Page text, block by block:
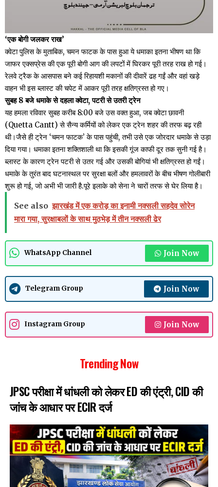
‘एक बोगी जलकर राख’
क्वेटा पुलिस के मुताबिक, चमन फाटक के पास हुआ ये धमाका इतना भीषण था कि
जाफर एक्सप्रेस की एक पूरी बोगी आग की लपटों में घिरकर पूरी तरह राख हो गई।
रेलवे ट्रैक के आसपास बने कई रिहायशी मकानों की दीवारें ढह गईं और वहां खड़े
वाहन भी इस ब्लास्ट की चपेट में आकर पूरी तरह क्षतिग्रस्त हो गए।
सुबह 8 बजे धमाके से दहला क्वेटा, पटरी से उतरी ट्रेन
यह हमला रविवार सुबह करीब 8:00 बजे उस वक्त हुआ, जब क्वेटा छावनी
(Quetta Cantt) से सैन्य कर्मियों को लेकर एक ट्रेन शहर की तरफ बढ़ रही
थी।जैसे ही ट्रेन ‘चमन फाटक’ के पास पहुंची, तभी उसे एक जोरदार धमाके से उड़ा
दिया गया। धमाका इतना शक्तिशाली था कि इसकी गूंज काफी दूर तक सुनी गई है।
ब्लास्ट के कारण ट्रेन पटरी से उतर गई और उसकी बोगियां भी क्षतिग्रस्त हो गईं।
धमाके के तुरंत बाद घटनास्थल पर सुरक्षा बलों और हमलावरों के बीच भीषण गोलीबारी
शुरू हो गई, जो अभी भी जारी है.पूरे इलाके को सेना ने चारों तरफ से घेर लिया है।
See also झारखंड में एक करोड़ का इनामी नक्सली सहदेव सोरेन
मारा गया, सुरक्षाबलों के साथ मुठभेड़ में तीन नक्सली ढेर
WhatsApp Channel Join Now
Telegram Group Join Now
Instagram Group Join Now
Trending Now
JPSC परीक्षा में धांधली को लेकर ED की एंट्री, CID की
जांच के आधार पर ECIR दर्ज